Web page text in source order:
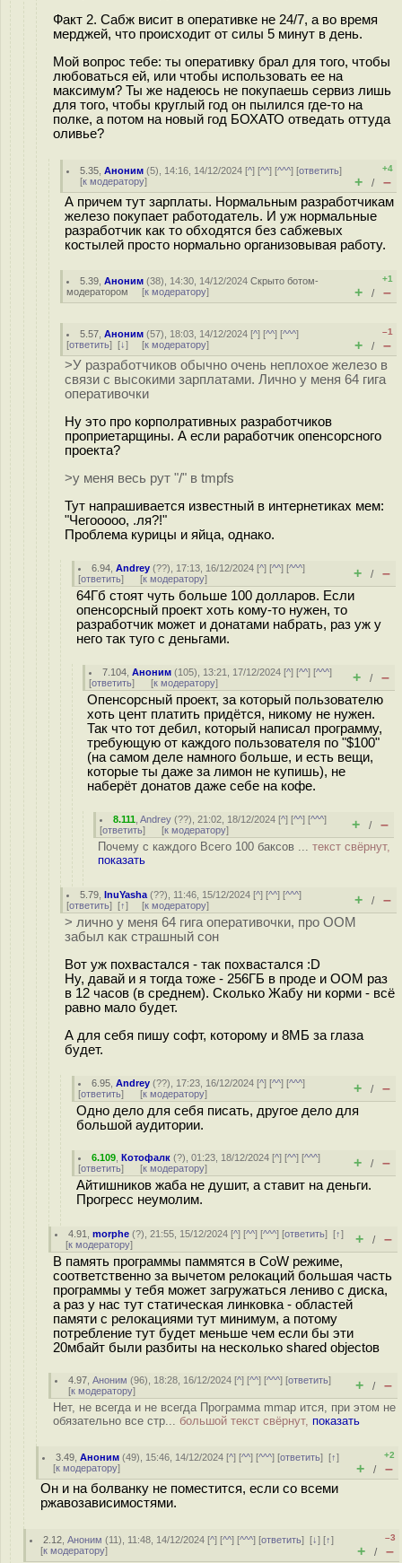
Факт 2. Сабж висит в оперативке не 24/7, а во время
мерджей, что происходит от силы 5 минут в день.
Мой вопрос тебе: ты оперативку брал для того, чтобы
любоваться ей, или чтобы использовать ее на
максимум? Ты же надеюсь не покупаешь сервиз лишь
для того, чтобы круглый год он пылился где-то на
полке, а потом на новый год БОХАТО отведать оттуда
оливье?
5.35 ,Аноним (5), 14:16, 14/12/2024 [^] [^^] [^^^] [ответить]
[к модератору]
+4
+ / –
А причем тут зарплаты. Нормальным разработчикам
железо покупает работодатель. И уж нормальные
разработчик как то обходятся без сабжевых
костылей просто нормально организовывая работу.
5.39 ,Аноним (38), 14:30, 14/12/2024Скрыто ботом-
модератором [к модератору]
+1
+ / –
5.57 ,Аноним (57), 18:03, 14/12/2024 [^] [^^] [^^^]
[ответить] [↓] [к модератору]
–1
+ / –
>У разработчиков обычно очень неплохое железо в
связи с высокими зарплатами. Лично у меня 64 гига
оперативочки
Ну это про корполративных разработчиков
проприетарщины. А если раработчик опенсорсного
проекта?
>у меня весь рут "/" в tmpfs
Тут напрашивается известный в интернетиках мем:
"Чегооооо, .ля?!"
Проблема курицы и яйца, однако.
6.94 ,Andrey (??), 17:13, 16/12/2024 [^] [^^] [^^^]
[ответить] [к модератору] + / –
64Гб стоят чуть больше 100 долларов. Если
опенсорсный проект хоть кому-то нужен, то
разработчик может и донатами набрать, раз уж у
него так туго с деньгами.
7.104 ,Аноним (105), 13:21, 17/12/2024 [^] [^^] [^^^]
[ответить] [к модератору] + / –
Опенсорсный проект, за который пользователю
хоть цент платить придётся, никому не нужен.
Так что тот дебил, который написал программу,
требующую от каждого пользователя по "$100"
(на самом деле намного больше, и есть вещи,
которые ты даже за лимон не купишь), не
наберёт донатов даже себе на кофе.
8.111 ,Andrey (??), 21:02, 18/12/2024 [^] [^^] [^^^]
[ответить] [к модератору] + / –
Почему с каждого Всего 100 баксов ... текст свёрнут,
показать
5.79 ,InuYasha (??), 11:46, 15/12/2024 [^] [^^] [^^^]
[ответить] [↑] [к модератору] + / –
> лично у меня 64 гига оперативочки, про OOM
забыл как страшный сон
Вот уж похвастался - так похвастался :D
Ну, давай и я тогда тоже - 256ГБ в проде и ООМ раз
в 12 часов (в среднем). Сколько Жабу ни корми - всё
равно мало будет.
А для себя пишу софт, которому и 8МБ за глаза
будет.
6.95 ,Andrey (??), 17:23, 16/12/2024 [^] [^^] [^^^]
[ответить] [к модератору] + / –
Одно дело для себя писать, другое дело для
большой аудитории.
6.109 ,Котофалк (?), 01:23, 18/12/2024 [^] [^^] [^^^]
[ответить] [к модератору] + / –
Айтишников жаба не душит, а ставит на деньги.
Прогресс неумолим.
4.91 ,morphe (?), 21:55, 15/12/2024 [^] [^^] [^^^] [ответить][↑]
[к модератору] + / –
В память программы паммятся в CoW режиме,
соответственно за вычетом релокаций большая часть
программы у тебя может загружаться лениво с диска,
а раз у нас тут статическая линковка - областей
памяти с релокациями тут минимум, а потому
потребление тут будет меньше чем если бы эти
20мбайт были разбиты на несколько shared objectов
4.97 ,Аноним (96), 18:28, 16/12/2024 [^] [^^] [^^^] [ответить]
[к модератору] + / –
Нет, не всегда и не всегда Программа mmap ится, при этом не
обязательно все стр... большой текст свёрнут, показать
3.49 ,Аноним (49), 15:46, 14/12/2024 [^] [^^] [^^^] [ответить][↑]
[к модератору]
+2
+ / –
Он и на болванку не поместится, если со всеми
ржавозависимостями.
2.12 ,Аноним (11), 11:48, 14/12/2024 [^] [^^] [^^^] [ответить][↓] [↑]
[к модератору]
–3
+ / –